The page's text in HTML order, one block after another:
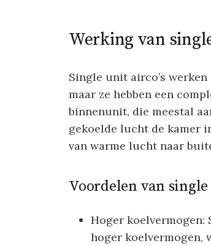
Werking van
Single unit airco’s
maar ze hebben een
binnenunit, die meestal
gekoelde lucht de kamer
van warme lucht naar
Voordelen van single
Hoger koelvermogen:
hoger koelvermogen,